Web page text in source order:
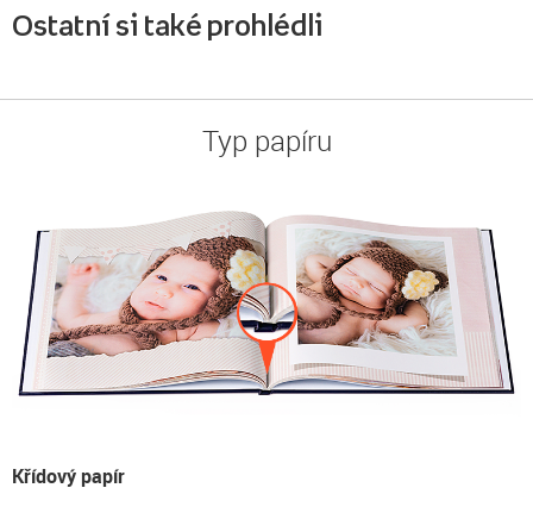
Ostatní si také prohlédli
Typ papíru
Křídový papír